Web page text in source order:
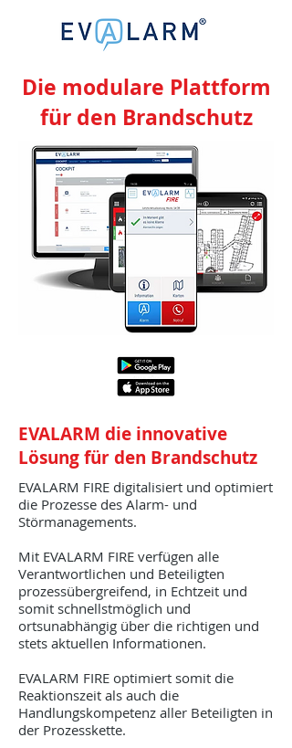
Die modulare Plattform
für den Brandschutz
EVALARM die innovative
Lösung für den Brandschutz
​EVALARM FIRE digitalisiert und optimiert
die Prozesse des Alarm- und
Störmanagements.
Mit EVALARM FIRE verfügen alle
Verantwortlichen und Beteiligten
prozessübergreifend, in Echtzeit und
somit schnellstmöglich und
ortsunabhängig über die richtigen und
stets aktuellen Informationen.
EVALARM FIRE optimiert somit die
Reaktionszeit als auch die
Handlungskompetenz aller Beteiligten in
der Prozesskette.